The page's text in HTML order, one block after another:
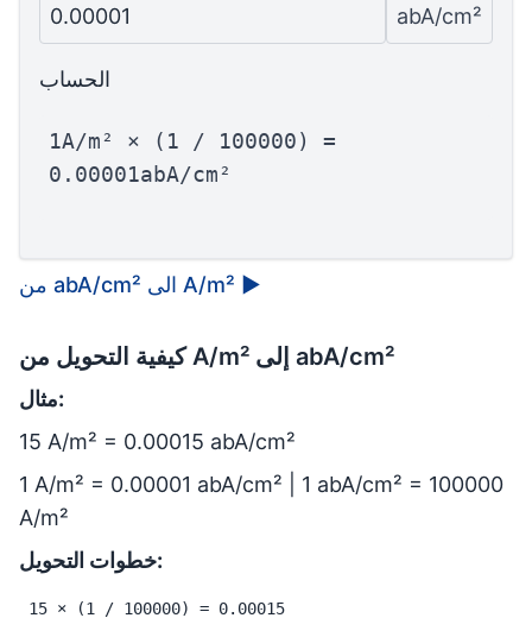
0.00001 abA/cm²
الحساب
1A/m² × (1 / 100000) =
0.00001abA/cm²
من abA/cm² الى A/m² ▶
كيفية التحويل من A/m² إلى abA/cm²
مثال:
15 A/m² = 0.00015 abA/cm²
1 A/m² = 0.00001 abA/cm² | 1 abA/cm² = 100000
A/m²
خطوات التحويل:
15 × (1 / 100000) = 0.00015